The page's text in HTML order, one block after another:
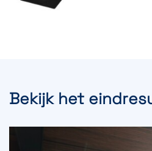
Bekijk het